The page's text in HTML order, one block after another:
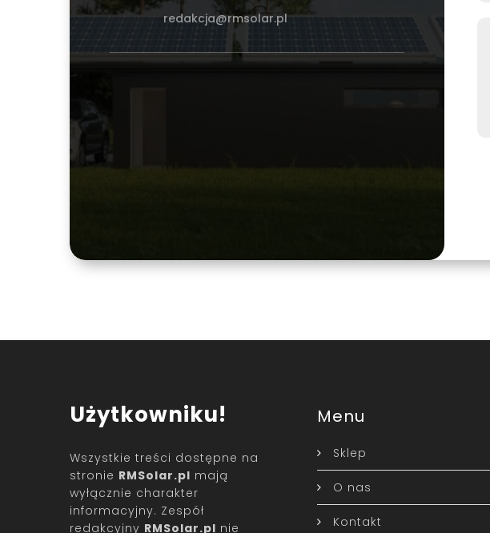
redakcja@rmsolar.pl
Użytkowniku!
Wszystkie treści dostępne na
stronie RMSolar.pl mają
wyłącznie charakter
informacyjny. Zespół
redakcyjny RMSolar.pl nie
Menu
Sklep
O nas
Kontakt